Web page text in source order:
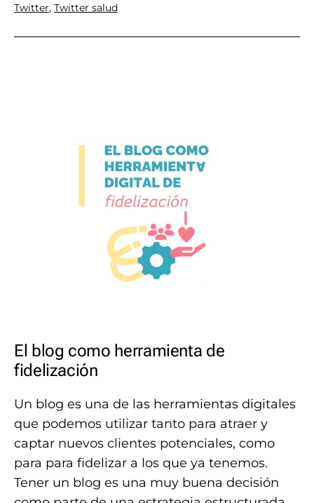
Twitter, Twitter salud
El blog como herramienta de
fidelización
Un blog es una de las herramientas digitales
que podemos utilizar tanto para atraer y
captar nuevos clientes potenciales, como
para para fidelizar a los que ya tenemos.
Tener un blog es una muy buena decisión